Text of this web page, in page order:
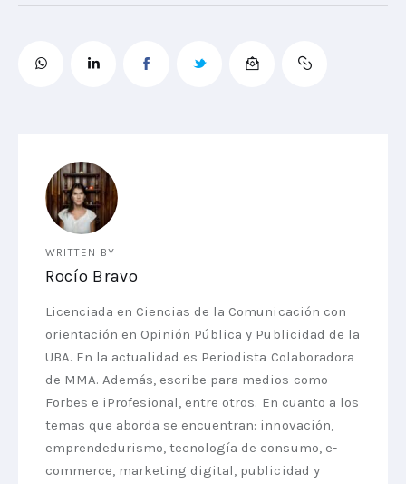
WRITTEN BY
Rocío Bravo
Licenciada en Ciencias de la Comunicación con
orientación en Opinión Pública y Publicidad de la
UBA. En la actualidad es Periodista Colaboradora
de MMA. Además, escribe para medios como
Forbes e iProfesional, entre otros. En cuanto a los
temas que aborda se encuentran: innovación,
emprendedurismo, tecnología de consumo, e-
commerce, marketing digital, publicidad y